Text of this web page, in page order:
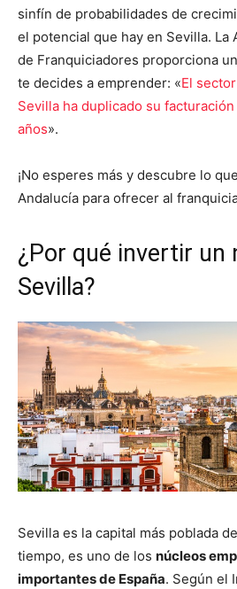
sinfín de probabilidades de
el potencial que hay en Sevilla. La
de Franquiciadores proporciona
te decides a emprender: «El
Sevilla ha duplicado su
años».
¡No esperes más y descubre lo
Andalucía para ofrecer al
¿Por qué invertir un
Sevilla?
Sevilla es la capital más poblada
tiempo, es uno de los núcleos
importantes de España. Según el